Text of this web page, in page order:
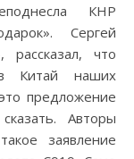
КНР
Сергей
рассказал, что
в Китай наших
предложение
Авторы
заявление